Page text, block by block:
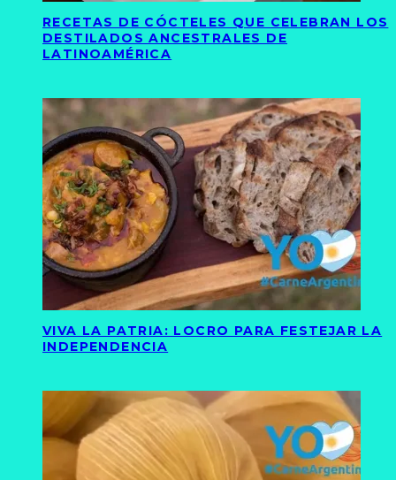
RECETAS DE CÓCTELES QUE CELEBRAN LOS
DESTILADOS ANCESTRALES DE
LATINOAMÉRICA
VIVA LA PATRIA: LOCRO PARA FESTEJAR LA
INDEPENDENCIA